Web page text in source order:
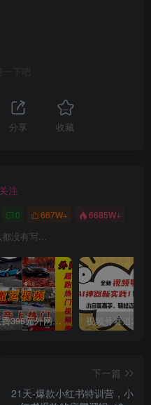
一下吧
分享 收藏
关注
0 667W+ 6685W+
没有写...
外面收费398元外网超跑豪车汽车视频搬运至快手抖音上热门项目
下一篇
21天-爆款小红书特训营，小